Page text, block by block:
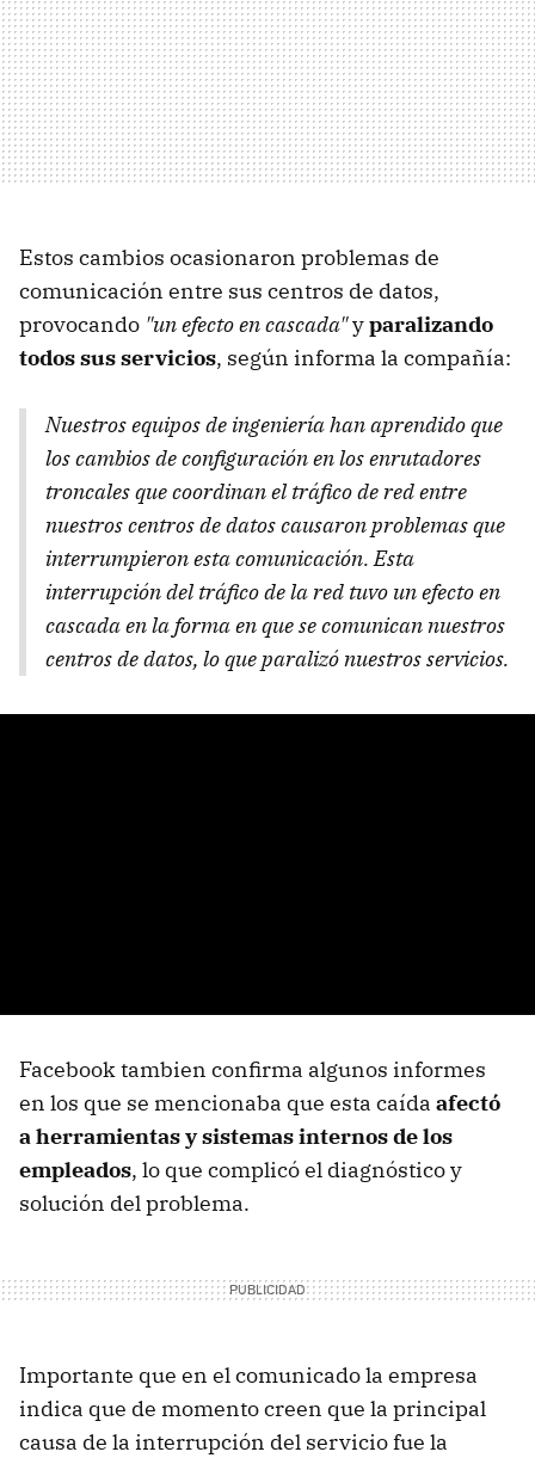
Estos cambios ocasionaron problemas de
comunicación entre sus centros de datos,
provocando "un efecto en cascada"yparalizando
todos sus servicios, según informa la compañía:
Nuestros equipos de ingeniería han aprendido que
los cambios de configuración en los enrutadores
troncales que coordinan el tráfico de red entre
nuestros centros de datos causaron problemas que
interrumpieron esta comunicación. Esta
interrupción del tráfico de la red tuvo un efecto en
cascada en la forma en que se comunican nuestros
centros de datos, lo que paralizó nuestros servicios.
Facebook tambien confirma algunos informes
en los que se mencionaba que esta caída afectó
a herramientas y sistemas internos de los
empleados, lo que complicó el diagnóstico y
solución del problema.
Importante que en el comunicado la empresa
indica que de momento creen que la principal
causa de la interrupción del servicio fue la